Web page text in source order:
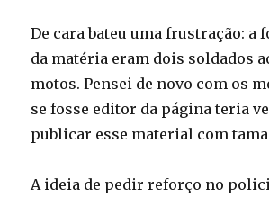
De cara bateu uma frustração: a
da matéria eram dois soldados
motos. Pensei de novo com os
se fosse editor da página teria
publicar esse material com
A ideia de pedir reforço no